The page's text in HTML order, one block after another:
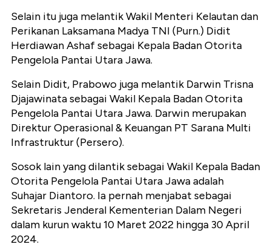
Selain itu juga melantik Wakil Menteri Kelautan dan
Perikanan Laksamana Madya TNI (Purn.) Didit
Herdiawan Ashaf sebagai Kepala Badan Otorita
Pengelola Pantai Utara Jawa.
Selain Didit, Prabowo juga melantik Darwin Trisna
Djajawinata sebagai Wakil Kepala Badan Otorita
Pengelola Pantai Utara Jawa. Darwin merupakan
Direktur Operasional & Keuangan PT Sarana Multi
Infrastruktur (Persero).
Sosok lain yang dilantik sebagai Wakil Kepala Badan
Otorita Pengelola Pantai Utara Jawa adalah
Suhajar Diantoro. Ia pernah menjabat sebagai
Sekretaris Jenderal Kementerian Dalam Negeri
dalam kurun waktu 10 Maret 2022 hingga 30 April
2024.